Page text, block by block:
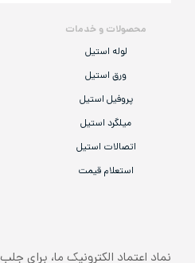
محصولات و خدمات
لوله استیل
ورق استیل
پروفیل استیل
میلگرد استیل
اتصالات استیل
استعلام قیمت
نماد اعتماد الکترونیک ما، برای